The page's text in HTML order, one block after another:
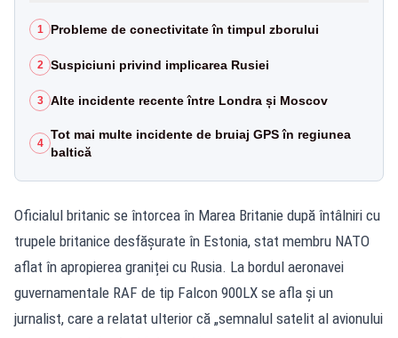
1 Probleme de conectivitate în timpul zborului
2 Suspiciuni privind implicarea Rusiei
3 Alte incidente recente între Londra și Moscov
4
Tot mai multe incidente de bruiaj GPS în regiunea
baltică
Oficialul britanic se întorcea în Marea Britanie după întâlniri cu
trupele britanice desfășurate în Estonia, stat membru NATO
aflat în apropierea graniței cu Rusia. La bordul aeronavei
guvernamentale RAF de tip Falcon 900LX se afla și un
jurnalist, care a relatat ulterior că „semnalul satelit al avionului